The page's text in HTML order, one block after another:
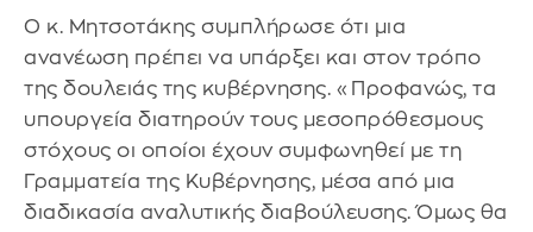
Ο κ. Μητσοτάκης συμπλήρωσε ότι μια
ανανέωση πρέπει να υπάρξει και στον τρόπο
της δουλειάς της κυβέρνησης. «Προφανώς, τα
υπουργεία διατηρούν τους μεσοπρόθεσμους
στόχους οι οποίοι έχουν συμφωνηθεί με τη
Γραμματεία της Κυβέρνησης, μέσα από μια
διαδικασία αναλυτικής διαβούλευσης. Όμως θα